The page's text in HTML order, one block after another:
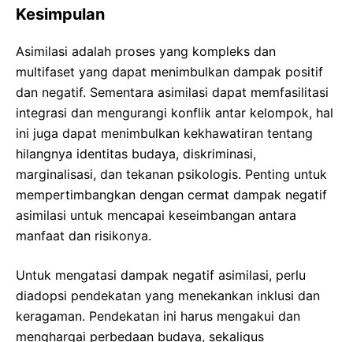
Kesimpulan
Asimilasi adalah proses yang kompleks dan
multifaset yang dapat menimbulkan dampak positif
dan negatif. Sementara asimilasi dapat memfasilitasi
integrasi dan mengurangi konflik antar kelompok, hal
ini juga dapat menimbulkan kekhawatiran tentang
hilangnya identitas budaya, diskriminasi,
marginalisasi, dan tekanan psikologis. Penting untuk
mempertimbangkan dengan cermat dampak negatif
asimilasi untuk mencapai keseimbangan antara
manfaat dan risikonya.
Untuk mengatasi dampak negatif asimilasi, perlu
diadopsi pendekatan yang menekankan inklusi dan
keragaman. Pendekatan ini harus mengakui dan
menghargai perbedaan budaya, sekaligus